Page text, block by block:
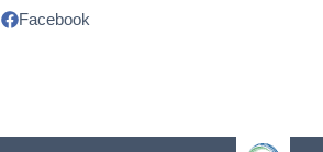
Facebook